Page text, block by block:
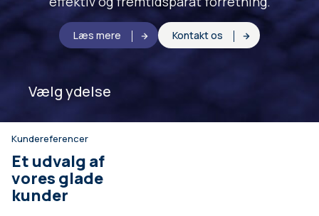
Læs mere Kontakt os
Vælg ydelse
Kundereferencer
Et udvalg af
vores glade
kunder